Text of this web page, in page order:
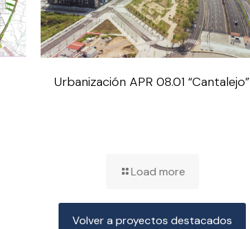
Urbanización APR 08.01 “Cantalejo”
Load more
Volver a proyectos destacados